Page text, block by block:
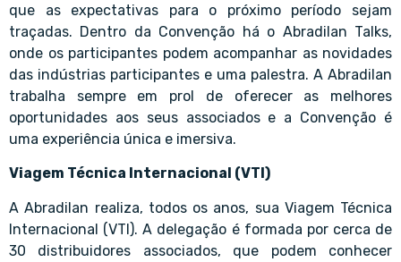
que as expectativas para o próximo período sejam
traçadas. Dentro da Convenção há o Abradilan Talks,
onde os participantes podem acompanhar as novidades
das indústrias participantes e uma palestra. A Abradilan
trabalha sempre em prol de oferecer as melhores
oportunidades aos seus associados e a Convenção é
uma experiência única e imersiva.
Viagem Técnica Internacional (VTI)
A Abradilan realiza, todos os anos, sua Viagem Técnica
Internacional (VTI). A delegação é formada por cerca de
30 distribuidores associados, que podem conhecer